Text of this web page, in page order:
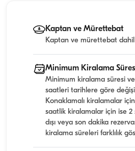
Kaptan ve Mürettebat
Kaptan ve mürettebat dahil
Minimum Kiralama
Minimum kiralama süresi
saatleri tarihlere göre
Konaklamalı kiralamalar
saatlik kiralamalar için ise 2
dışı veya son dakika
kiralama süreleri farklılık